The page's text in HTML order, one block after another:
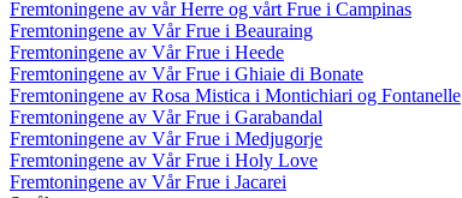
Fremtoningene av vår Herre og vårt Frue i Campinas
Fremtoningene av Vår Frue i Beauraing
Fremtoningene av Vår Frue i Heede
Fremtoningene av Vår Frue i Ghiaie di Bonate
Fremtoningene av Rosa Mistica i Montichiari og Fontanelle
Fremtoningene av Vår Frue i Garabandal
Fremtoningene av Vår Frue i Medjugorje
Fremtoningene av Vår Frue i Holy Love
Fremtoningene av Vår Frue i Jacarei